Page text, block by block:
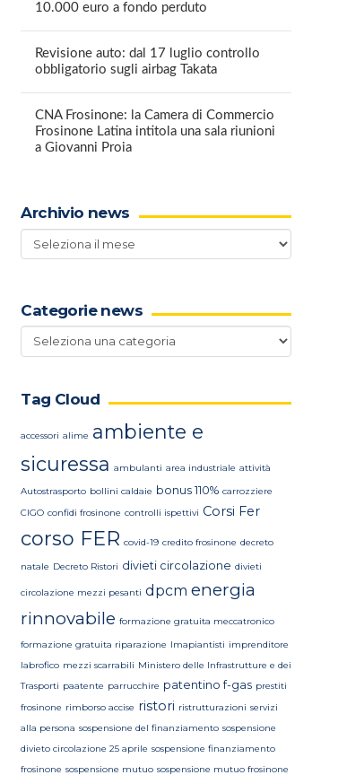
10.000 euro a fondo perduto
Revisione auto: dal 17 luglio controllo
obbligatorio sugli airbag Takata
CNA Frosinone: la Camera di Commercio
Frosinone Latina intitola una sala riunioni
a Giovanni Proia
Archivio news
Archivio
news
Categorie news
Categorie
news
Tag Cloud
accessori alime ambiente e
sicuressa ambulanti area industriale attività
Autostrasporto bollini caldaie bonus 110% carrozziere
CIGO confidi frosinone controlli ispettivi Corsi Fer
corso FER covid-19 credito frosinone decreto
natale Decreto Ristori divieti circolazione divieti
circolazione mezzi pesanti dpcm energia
rinnovabile formazione gratuita meccatronico
formazione gratuita riparazione Imapiantisti imprenditore
labrofico mezzi scarrabili Ministero delle Infrastrutture e dei
Trasporti paatente parrucchire patentino f-gas prestiti
frosinone rimborso accise ristori ristrutturazioni servizi
alla persona sospensione del finanziamento sospensione
divieto circolazione 25 aprile sospensione finanziamento
frosinone sospensione mutuo sospensione mutuo frosinone